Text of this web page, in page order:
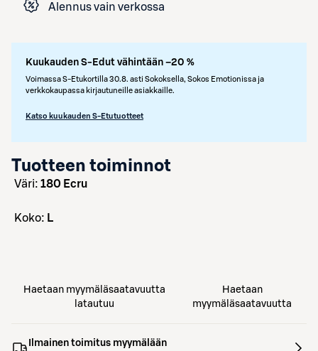
Alennus vain verkossa
Kuukauden S-Edut vähintään –20 %
Voimassa S-Etukortilla 30.8. asti Sokoksella, Sokos Emotionissa ja
verkkokaupassa kirjautuneille asiakkaille.
Katso kuukauden S-Etutuotteet
Tuotteen toiminnot
väri: 180 Ecru
koko: L
Haetaan myymäläsaatavuutta
latautuu
Haetaan
myymäläsaatavuutta
Ilmainen toimitus myymälään